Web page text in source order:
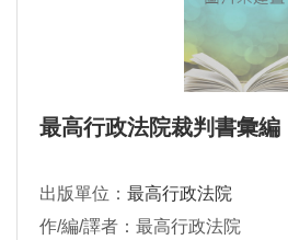
最高行政法院裁判書彙編
出版單位： 最高行政法院
作/編/譯者：最高行政法院